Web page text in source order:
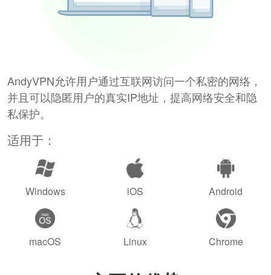
AndyVPN允许用户通过互联网访问一个私密的网络，
并且可以隐匿用户的真实IP地址，提高网络安全和隐
私保护。
适用于：
Windows iOS Android
macOS Linux Chrome